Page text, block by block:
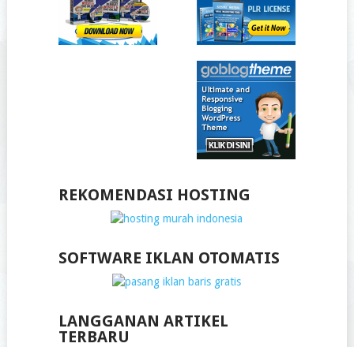
REKOMENDASI HOSTING
SOFTWARE IKLAN OTOMATIS
LANGGANAN ARTIKEL
TERBARU